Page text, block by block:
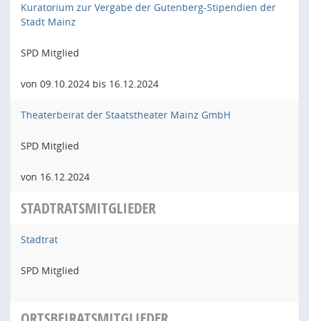
Kuratorium zur Vergabe der Gutenberg-Stipendien der
Stadt Mainz
SPD Mitglied
von 09.10.2024 bis 16.12.2024
Theaterbeirat der Staatstheater Mainz GmbH
SPD Mitglied
von 16.12.2024
STADTRATSMITGLIEDER
Stadtrat
SPD Mitglied